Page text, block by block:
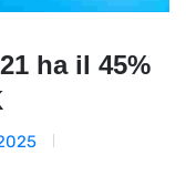
ha il 45%